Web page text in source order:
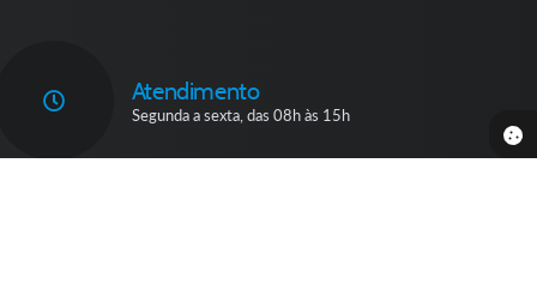
Atendimento
Segunda a sexta, das 08h às 15h